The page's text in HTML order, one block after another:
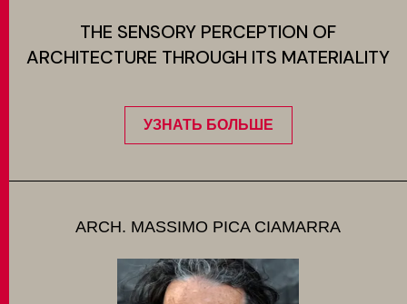
THE SENSORY PERCEPTION OF
ARCHITECTURE THROUGH ITS MATERIALITY
УЗНАТЬ БОЛЬШЕ
ARCH. MASSIMO PICA CIAMARRA